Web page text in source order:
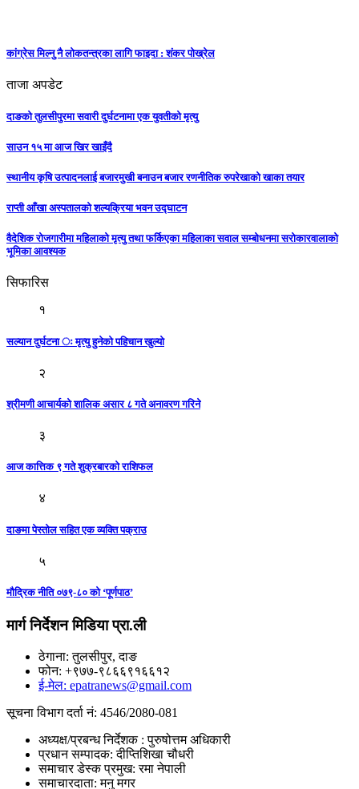
कांग्रेस मिल्नु नै लाेकतन्त्रका लागि फाइदा : शंकर पाेख्रेल
ताजा अपडेट
दाङको तुलसीपुरमा सवारी दुर्घटनामा एक युवतीको मृत्यु
साउन १५ मा आज खिर खाइँदै
स्थानीय कृषि उत्पादनलाई बजारमुखी बनाउन बजार रणनीतिक रुपरेखाको खाका तयार
राप्ती आँखा अस्पतालको शल्यक्रिया भवन उद्घाटन
वैदेशिक रोजगारीमा महिलाको मृत्यु तथा फर्किएका महिलाका सवाल सम्बोधनमा सरोकारवालाको
भूमिका आवश्यक
सिफारिस
१
सल्यान दुर्घटना ः मृत्यु हुनेको पहिचान खुल्यो
२
श्रीमणी आचार्यको शालिक असार ८ गते अनावरण गरिने
३
आज कात्तिक ९ गते शुक्रबारकाे राशिफल
४
दाङमा पेस्तोल सहित एक व्यक्ति पक्राउ
५
मौद्रिक नीति ०७९-८० को ‘पूर्णपाठ’
मार्ग निर्देशन मिडिया प्रा.ली
ठेगाना: तुलसीपुर, दाङ
फोन: +९७७-९८६६९१६६१२
ई-मेल: epatranews@gmail.com
सूचना विभाग दर्ता नं: 4546/2080-081
अध्यक्ष/प्रबन्ध निर्देशक : पुरुषोत्तम अधिकारी
प्रधान सम्पादक: दीप्तिशिखा चौधरी
समाचार डेस्क प्रमुख: रमा नेपाली
समाचारदाता: मनु मगर